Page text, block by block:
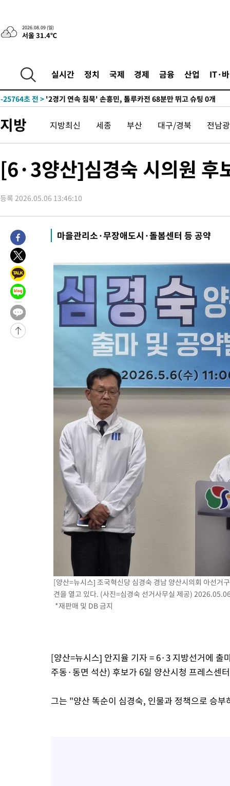
2026.08.09 (일)
서울 31.4℃
실시간 정치 국제 경제 금융 산업 IT·
53분 전 >“美 이란전 무기 소진…북한과 분쟁시 주한 미군 취약해질 수 있어”
-26565초 전 >
"얼마나 더웠으면"…안동 물길공원서 헤엄친 구렁이 '소동'
-26492초 전 >
-25764초 전 > '2경기 연속 침묵' 손흥민, 톨루카전 68분만 뛰고 슈팅 0개
-11398초 전 >
'여긴 20도, 저긴 50도'…열화상 카메라로 본 폭염 저감시설 '
-10869초 전 >콜롬비아 신임 우파 대통령 취임 하루만에 차량폭탄 폭발 사건
-1671초 전 >이군이 불법 군시설 건설한 레바논 남부에서 레바논군 3명 폭발
상
52분 전 >美 국방부, 켄달 전 공군장관 보안허가 취소…“에어포스원 기밀정
52분 전 >‘축구의 신’ 아르헨티나 축구 선수 메시의 부친 지병 별세
53분 전 >
“美 이란전 무기 소진…북한과 분쟁시 주한 미군 취약해질 수 있어”
-31200초 전 >
[속보]장은수, KLPGA 제주삼다수 역전 우승…데뷔 10년 차에
정상
-26565초 전 >
-26492초 전 >
손흥민, 68분 뛰고 2경기 침묵…LAFC, 톨루카에 1-0 승리(종
-25764초 전 >
'2경기 연속 침묵' 손흥민, 톨루카전 68분만 뛰고 슈팅 0개
-24516초 전 >
이강인, 오늘 서울서 AT마드리드 입단식…'전례 없는 특급대
-11398초 전 >
'여긴 20도, 저긴 50도'…열화상 카메라로 본 폭염 저감시설 '
-10869초 전 >
콜롬비아 신임 우파 대통령 취임 하루만에 차량폭탄 폭발 사건
튀르키예 외무장관, "메카 3국 방위협정은 이란이 목표 아냐 "
이군이 불법 군시설 건설한 레바논 남부에서 레바논군 3명 폭발
[속보]美중부 사령관, 이스라엘 긴급방문 다중화된 전선 상황 논의
美 국방부, 켄달 전 공군장관 보안허가 취소…“에어포스원 기밀정
‘축구의 신’ 아르헨티나 축구 선수 메시의 부친 지병 별세
“美 이란전 무기 소진…북한과 분쟁시 주한 미군 취약해질 수 있어”
지방 지방최신 세종 부산 대구/경북 전남
[6·3양산]심경숙 시의원
등록 2026.05.06 13:46:10
마을관리소·무장애도시·돌봄센터 등 공약
[양산=뉴시스] 조국혁신당 심경숙 경남 양산시의회 아선거
견을 열고 있다. (사진=심경숙 선거사무실 제공)
*재판매 및 DB 금지
[양산=뉴시스] 안지율 기자 = 6·3 지방선거에
주동·동면 석산) 후보가 6일 양산시청 프레스센
그는 "양산 똑순이 심경숙, 인물과 정책으로 승